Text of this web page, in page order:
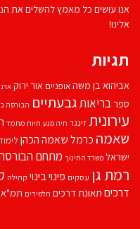
אנו עושים כל מאמץ להשלים את
אלינו!
תגיות
אביהוא בן משהאופניים אור ירוק
ספרבריאותגבעתיים הבורסה
עירוניתזינגר חיה מנע חיות מחמד
שאמה כרמל שאמה הכהן
ישראל משרד החינוך מתחם
רמת גן עסקים פינוי בינוי קהילה
דרכים תאונת דרכים תלמידים תמ"א 38